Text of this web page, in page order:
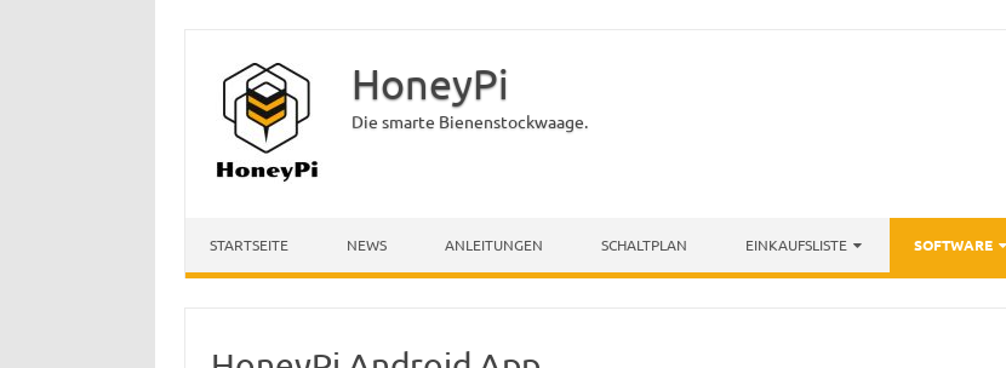
HoneyPi
Die smarte Bienenstockwaage.
STARTSEITE NEWS ANLEITUNGEN SCHALTPLAN EINKAUFSLISTE SOFTWARE